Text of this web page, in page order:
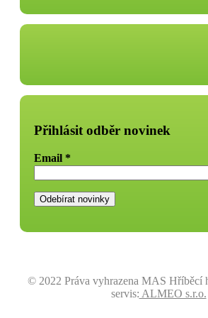
Přihlásit odběr novinek
Email *
© 2022 Práva vyhrazena MAS Hříběcí
servis: ALMEO s.r.o.